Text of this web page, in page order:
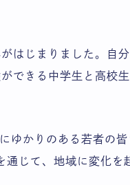
はじまりました。自
できる中学生と高校
ゆかりのある若者の
通じて、地域に変化を